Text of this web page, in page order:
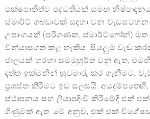
පක්ෂපාතිත්ව පද්ධතියක් සමඟ
ස්මාර්ට් ගබඩාවක් සඳහා වන
උපාංගයක් (පරිගණක, ස්මාර්ට්ෆෝන්)
වින්යාසගත කළ හැකිය. සියලුම වැඩ
ජාලයක් හරහා සමමුහුර්ත වනු ඇත,
දත්ත ඉක්මනින් හුවමාරු කර ගැනීමට,
ප්‍රශස්ත කිරීමට ඉඩ සලසයි.
ස්ථාපනය සහ ලියාපදිංචි කිරීමේදී එක්
ගිණුමක් ඇත. මේ අනුව, එක් එක්